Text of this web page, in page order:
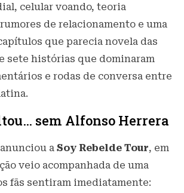
celular voando, teoria
de relacionamento e uma
que parecia novela das
sete histórias que dominaram
e rodas de conversa entre
sem Alfonso Herrera
a Soy Rebelde Tour, em
veio acompanhada de uma
fãs sentiram imediatamente: